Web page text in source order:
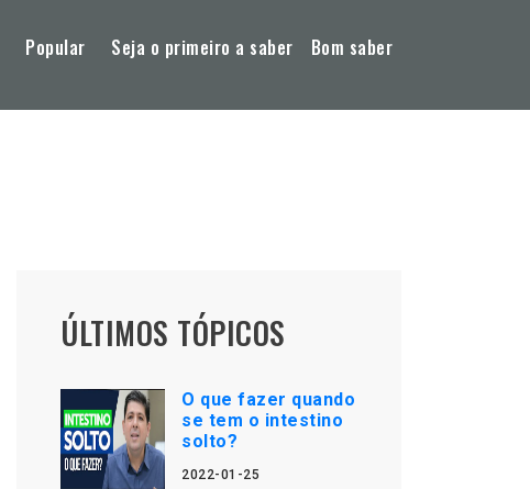
Popular Seja o primeiro a saber Bom saber
ÚLTIMOS TÓPICOS
O que fazer quando
se tem o intestino
solto?
2022-01-25